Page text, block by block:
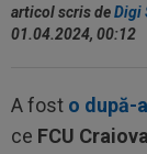
articol scris deDigi
01.04.2024, 00:12
A fost o după-
ce FCU Craiova